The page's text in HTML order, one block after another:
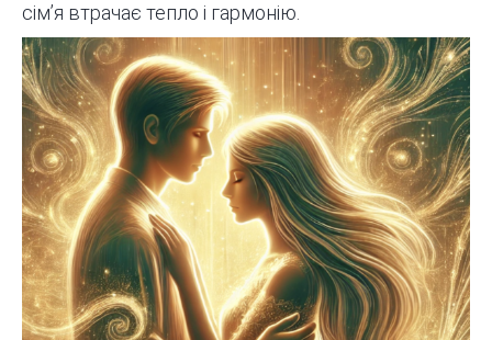
сім’я втрачає тепло і гармонію.